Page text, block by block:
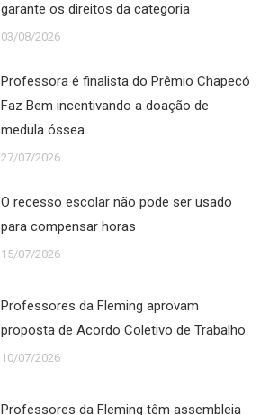
garante os direitos da categoria
03/08/2026
Professora é finalista do Prêmio Chapecó
Faz Bem incentivando a doação de
medula óssea
27/07/2026
O recesso escolar não pode ser usado
para compensar horas
15/07/2026
Professores da Fleming aprovam
proposta de Acordo Coletivo de Trabalho
10/07/2026
Professores da Fleming têm assembleia